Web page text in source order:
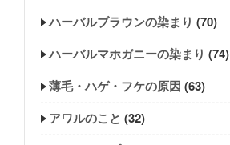
ハーバルブラウンの染まり (70)
ハーバルマホガニーの染まり (74)
薄毛・ハゲ・フケの原因 (63)
アワルのこと (32)